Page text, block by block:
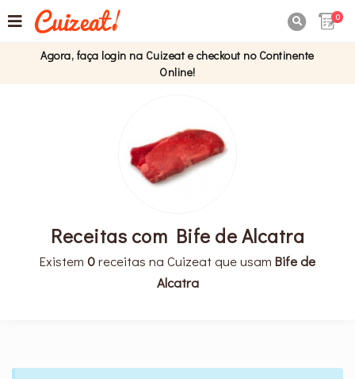
0
Agora, faça login na Cuizeat e checkout no Continente
Online!
Receitas com Bife de Alcatra
Existem 0receitas na Cuizeat que usam Bife de
Alcatra